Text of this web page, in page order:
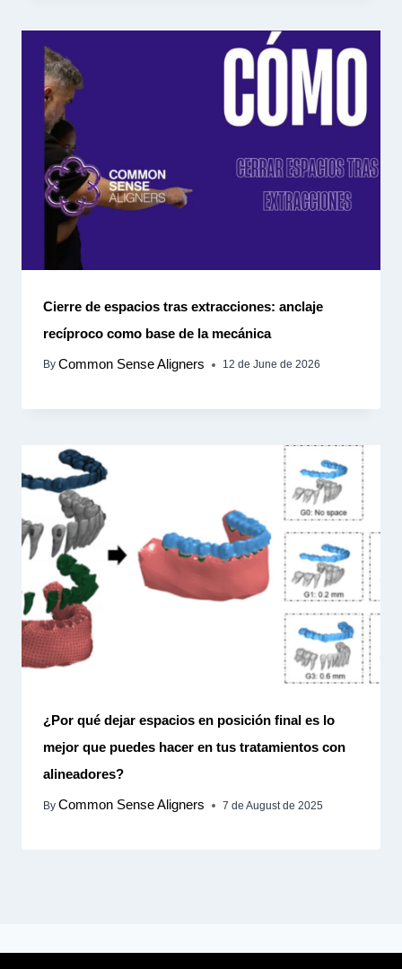
Cierre de espacios tras extracciones: anclaje
recíproco como base de la mecánica
By Common Sense Aligners 12 de June de 2026
¿Por qué dejar espacios en posición final es lo
mejor que puedes hacer en tus tratamientos con
alineadores?
By Common Sense Aligners 7 de August de 2025